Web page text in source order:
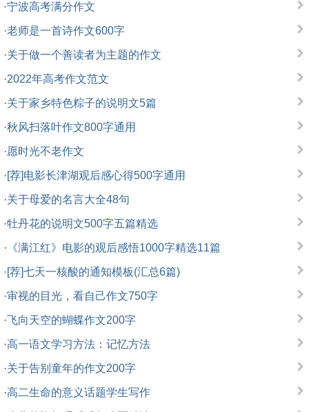
·宁波高考满分作文
·老师是一首诗作文600字
·关于做一个善读者为主题的作文
·2022年高考作文范文
·关于家乡特色粽子的说明文5篇
·秋风扫落叶作文800字通用
·愿时光不老作文
·[荐]电影长津湖观后感心得500字通用
·关于母爱的名言大全48句
·牡丹花的说明文500字五篇精选
· 《满江红》电影的观后感悟1000字精选11篇
·[荐]七天一核酸的通知模板(汇总6篇)
·审视的目光，看自己作文750字
·飞向天空的蝴蝶作文200字
·高一语文学习方法：记忆方法
·关于告别童年的作文200字
·高二生命的意义话题学生写作